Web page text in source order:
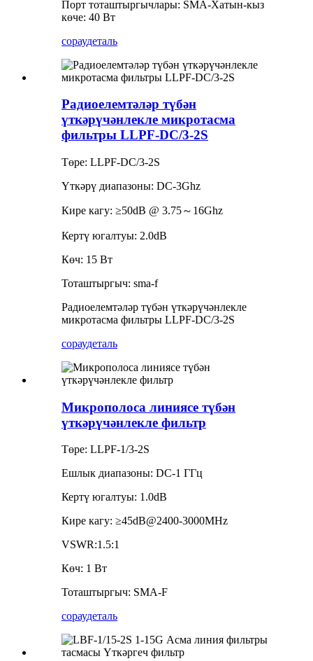
Порт тоташтыргычлары: SMA-Хатын-кыз
көче: 40 Вт
сораудеталь
Радиоелемтәләр түбән
үткәрүчәнлекле микротасма
фильтры LLPF-DC/3-2S
Төре: LLPF-DC/3-2S
Үткәрү диапазоны: DC-3Ghz
Кире кагу: ≥50dB @ 3.75～16Ghz
Кертү югалтуы: 2.0dB
Көч: 15 Вт
Тоташтыргыч: sma-f
Радиоелемтәләр түбән үткәрүчәнлекле
микротасма фильтры LLPF-DC/3-2S
сораудеталь
Микрополоса линиясе түбән
үткәрүчәнлекле фильтр
Төре: LLPF-1/3-2S
Ешлык диапазоны: DC-1 ГГц
Кертү югалтуы: 1.0dB
Кире кагу: ≥45dB@2400-3000MHz
VSWR:1.5:1
Көч: 1 Вт
Тоташтыргыч: SMA-F
сораудеталь